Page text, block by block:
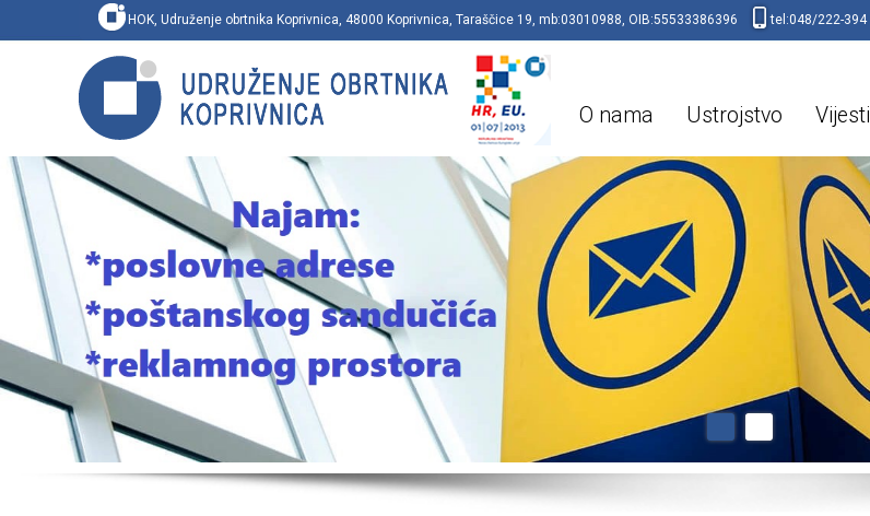
HOK, Udruženje obrtnika Koprivnica, 48000 Koprivnica, Taraščice 19, mb:03010988, OIB:55533386396 tel:048/222-394
O nama Ustrojstvo Vijesti